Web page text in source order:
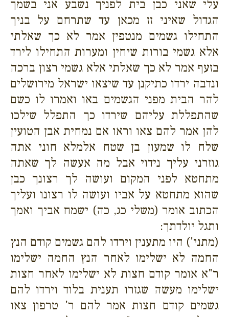
עלי שאני כבן בית לפניך נשבע אני בשמך
הגדול שאיני זז מכאן עד שתרחם על בניך
התחילו גשמים מנטפין אמר לא כך שאלתי
אלא גשמי בורות שיחין ומערות התחילו לירד
בזעף אמר לא כך שאלתי אלא גשמי רצון ברכה
ונדבה ירדו כתיקנן עד שיצאו ישראל מירושלים
להר הבית מפני הגשמים באו ואמרו לו כשם
שהתפללת עליהם שירדו כך התפלל שילכו
להן אמר להם צאו וראו אם נמחית אבן הטועין
שלח לו שמעון בן שטח אלמלא חוני אתה
גוזרני עליך נידוי אבל מה אעשה לך שאתה
מתחטא לפני המקום ועושה לך רצונך כבן
שהוא מתחטא על אביו ועושה לו רצונו ועליך
הכתוב אומר (משלי כג, כה) ישמח אביך ואמך
ותגל יולדתך:
(מתני') היו מתענין וירדו להם גשמים קודם הנץ
החמה לא ישלימו לאחר הנץ החמה ישלימו
ר"א אומר קודם חצות לא ישלימו לאחר חצות
ישלימו מעשה שגזרו תענית בלוד וירדו להם
גשמים קודם חצות אמר להם ר' טרפון צאו